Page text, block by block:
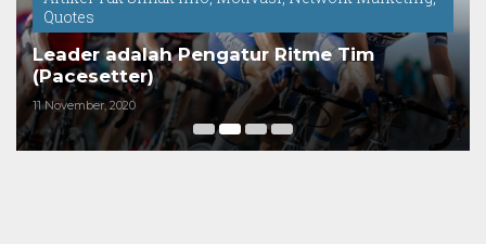
Quotes
Leader adalah Pengatur Ritme Tim
(Pacesetter)
11 November, 2020